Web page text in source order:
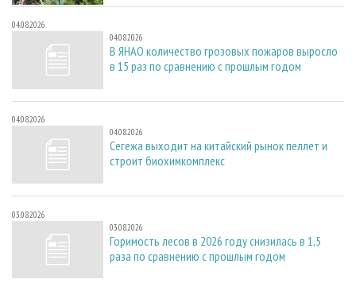
04.08.2026
04.08.2026
В ЯНАО количество грозовых пожаров выросло
в 15 раз по сравнению с прошлым годом
04.08.2026
04.08.2026
Сегежа выходит на китайский рынок пеллет и
строит биохимкомплекс
03.08.2026
03.08.2026
Горимость лесов в 2026 году снизилась в 1,5
раза по сравнению с прошлым годом